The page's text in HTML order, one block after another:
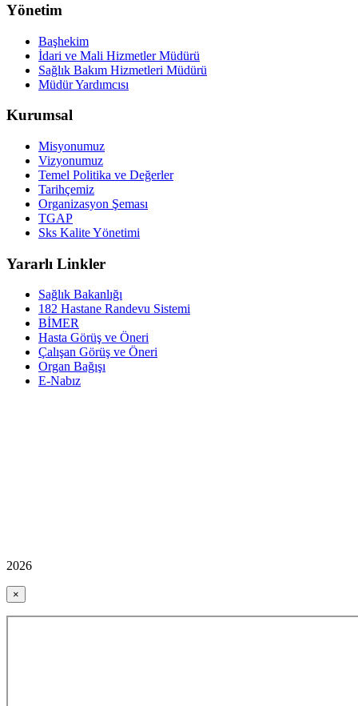
Yönetim
Başhekim
İdari ve Mali Hizmetler Müdürü
Sağlık Bakım Hizmetleri Müdürü
Müdür Yardımcısı
Kurumsal
Misyonumuz
Vizyonumuz
Temel Politika ve Değerler
Tarihçemiz
Organizasyon Şeması
TGAP
Sks Kalite Yönetimi
Yararlı Linkler
Sağlık Bakanlığı
182 Hastane Randevu Sistemi
BİMER
Hasta Görüş ve Öneri
Çalışan Görüş ve Öneri
Organ Bağışı
E-Nabız
2026
×